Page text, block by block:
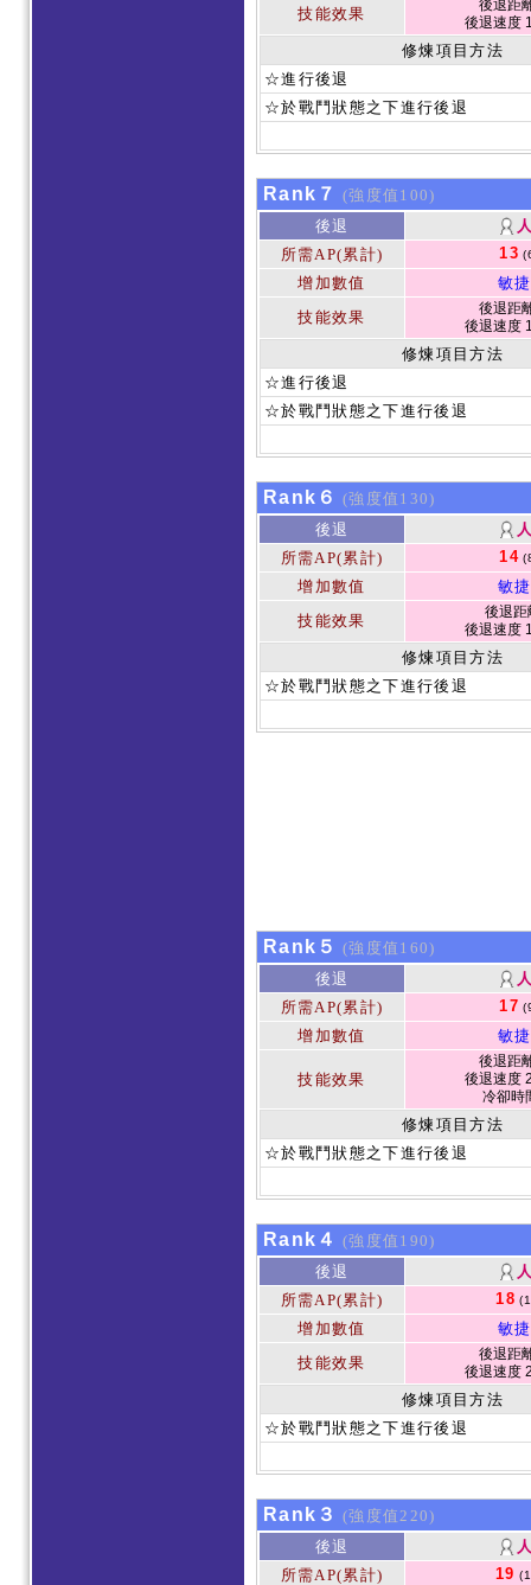
技能效果
後退距
後退速度
修煉項目方法
☆進行後退
☆於戰鬥狀態之下進行後退
Rank７
(強度值100)
後退
所需AP(累計)
13
增加數值
敏
技能效果
後退距
後退速度
修煉項目方法
☆進行後退
☆於戰鬥狀態之下進行後退
Rank６
(強度值130)
後退
所需AP(累計)
14
增加數值
敏
技能效果
後退距
後退速度
修煉項目方法
☆於戰鬥狀態之下進行後退
Rank５
(強度值160)
後退
所需AP(累計)
17
增加數值 敏
技能效果
後退距
後退速度
冷卻時
修煉項目方法
☆於戰鬥狀態之下進行後退
Rank４
(強度值190)
後退
所需AP(累計)
18
增加數值
敏
技能效果
後退距
後退速度
修煉項目方法
☆於戰鬥狀態之下進行後退
Rank３
(強度值220)
後退
所需AP(累計)
19